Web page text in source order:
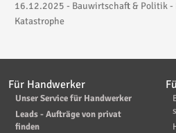
16.12.2025 - Bauwirtschaft & Politik -
Katastrophe
Für Handwerker
Unser Service für Handwerker
Leads - Aufträge von privat
finden